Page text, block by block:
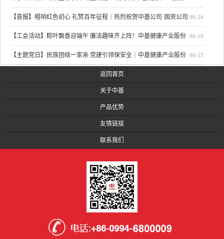
有限公司党委班子分层次讲授树立和践行正确政绩观专题党课 06-24
【喜报】唱响红色初心 礼赞百年征程｜热烈祝贺中基公司·国资公司
联合代表队斩获国资系统迎建党105周年合唱比赛亚军 06-19
【工会活动】粽叶飘香迎端午 廉洁趣味齐上阵！中基健康产业股份
有限公司工会组织的这场端午活动氛围感拉满 06-13
【主题党日】民族团结一家亲 党建引领保安全｜中基健康产业股份
有限公司基层党支部联合开展6月主题党日活动
返回首页
关于中基
产品优势
友情链接
联系我们